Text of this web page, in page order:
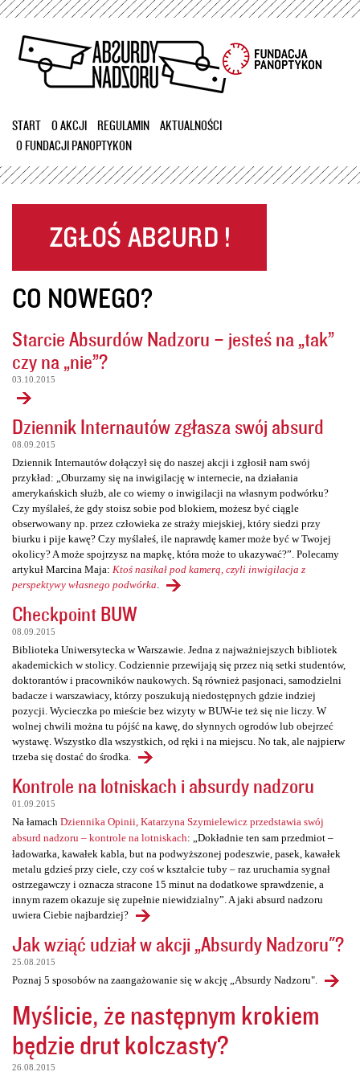
Przejdź
treści
START O AKCJI REGULAMIN
AKTUALNOŚCI
O FUNDACJI PANOPTYKON
CO NOWEGO?
Starcie Absurdów Nadzoru – jesteś na „tak”
czy na „nie”?
03.10.2015
Dziennik Internautów zgłasza swój absurd
08.09.2015
Dziennik Internautów dołączył się do naszej akcji i zgłosił nam swój
przykład: „Oburzamy się na inwigilację w internecie, na działania
amerykańskich służb, ale co wiemy o inwigilacji na własnym podwórku?
Czy myślałeś, że gdy stoisz sobie pod blokiem, możesz być ciągle
obserwowany np. przez człowieka ze straży miejskiej, który siedzi przy
biurku i pije kawę? Czy myślałeś, ile naprawdę kamer może być w Twojej
okolicy? A może spojrzysz na mapkę, która może to ukazywać?”. Polecamy
artykuł Marcina Maja: Ktoś nasikał pod kamerą, czyli inwigilacja z
perspektywy własnego podwórka
Checkpoint BUW
08.09.2015
Biblioteka Uniwersytecka w Warszawie. Jedna z najważniejszych bibliotek
akademickich w stolicy. Codziennie przewijają się przez nią setki studentów,
doktorantów i pracowników naukowych. Są również pasjonaci, samodzielni
badacze i warszawiacy, którzy poszukują niedostępnych gdzie indziej
pozycji. Wycieczka po mieście bez wizyty w BUW-ie też się nie liczy. W
wolnej chwili można tu pójść na kawę, do słynnych ogrodów lub obejrzeć
wystawę. Wszystko dla wszystkich, od ręki i na miejscu. No tak, ale najpierw
trzeba się dostać do środka.
Kontrole na lotniskach i absurdy nadzoru
01.09.2015
Na łamach Dziennika Opinii, Katarzyna Szymielewicz przedstawia swój
absurd nadzoru – kontrole na lotniskach: „Dokładnie ten sam przedmiot –
ładowarka, kawałek kabla, but na podwyższonej podeszwie, pasek, kawałek
metalu gdzieś przy ciele, czy coś w kształcie tuby – raz uruchamia sygnał
ostrzegawczy i oznacza stracone 15 minut na dodatkowe sprawdzenie, a
innym razem okazuje się zupełnie niewidzialny”. A jaki absurd nadzoru
uwiera Ciebie najbardziej?
Jak wziąć udział w akcji „Absurdy Nadzoru"?
25.08.2015
Poznaj 5 sposobów na zaangażowanie się w akcję „Absurdy Nadzoru".
Myślicie, że następnym krokiem
będzie drut kolczasty?
26.08.2015